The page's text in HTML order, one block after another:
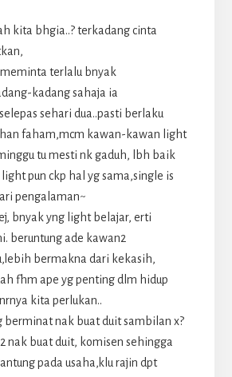
kita bhgia..? terkadang cinta
terlalu bnyak
kadang sahaja ia
sehari dua..pasti berlaku
faham,mcm kawan-kawan light
tu mesti nk gaduh, lbh baik
pun ckp hal yg sama,single is
pengalaman~
bnyak yng light belajar, erti
beruntung ade kawan2
bermakna dari kekasih,
fhm ape yg penting dlm hidup
kita perlukan..
berminat nak buat duit sambilan x?
nak buat duit, komisen sehingga
pada usaha,klu rajin dpt